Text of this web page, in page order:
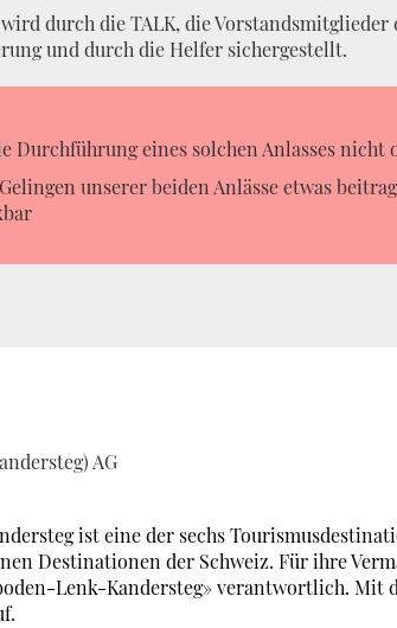
durch die TALK, die
und durch die Helfer sichergestellt.
Durchführung eines solchen Anlasses
unserer beiden Anlässe etwas
AG
ist eine der sechs
Destinationen der Schweiz. Für ihre
Lenk-Kandersteg» verantwortlich. Mit